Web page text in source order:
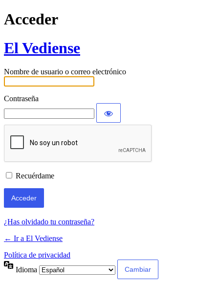
Acceder
El Vediense
Nombre de usuario o correo electrónico
Contraseña
Recuérdame
¿Has olvidado tu contraseña?
← Ir a El Vediense
Política de privacidad
Idioma